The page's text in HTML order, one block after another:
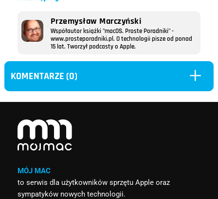
Przemysław Marczyński
Współautor książki "macOS. Proste Poradniki" -
www.prosteporadniki.pl. O technologii pisze od ponad
15 lat. Tworzył podcasty o Apple.
KOMENTARZE (0) L
MÓJ MAC
to serwis dla użytkowników sprzętu Apple oraz
sympatyków nowych technologii.